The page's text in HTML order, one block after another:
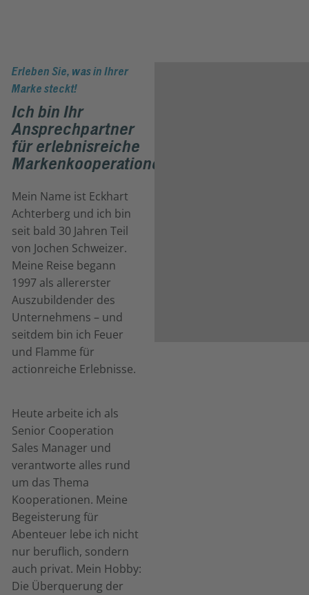
Erleben Sie, was in Ihrer
Marke steckt!
Ich bin Ihr
Ansprechpartner
für erlebnisreiche
Markenkooperationen
Mein Name ist Eckhart
Achterberg und ich bin
seit bald 30 Jahren Teil
von Jochen Schweizer.
Meine Reise begann
1997 als allererster
Auszubildender des
Unternehmens – und
seitdem bin ich Feuer
und Flamme für
actionreiche Erlebnisse.
Heute arbeite ich als
Senior Cooperation
Sales Manager und
verantworte alles rund
um das Thema
Kooperationen. Meine
Begeisterung für
Abenteuer lebe ich nicht
nur beruflich, sondern
auch privat. Mein Hobby:
Die Überquerung der